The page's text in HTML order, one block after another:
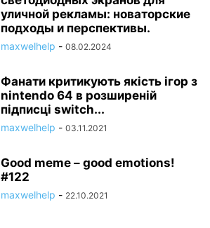
уличной рекламы: новаторские
подходы и перспективы.
maxwelhelp - 08.02.2024
Фанати критикують якість ігор з
nintendo 64 в розширеній
підписці switch...
maxwelhelp - 03.11.2021
Good meme – good emotions!
#122
maxwelhelp - 22.10.2021